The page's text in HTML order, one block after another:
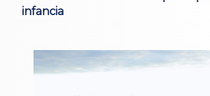
infancia